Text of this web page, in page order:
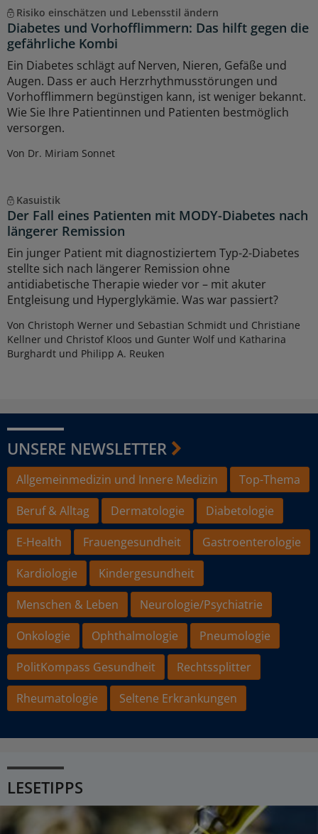
Risiko einschätzen und Lebensstil ändern
Diabetes und Vorhofflimmern: Das hilft gegen die
gefährliche Kombi
Ein Diabetes schlägt auf Nerven, Nieren, Gefäße und
Augen. Dass er auch Herzrhythmusstörungen und
Vorhofflimmern begünstigen kann, ist weniger bekannt.
Wie Sie Ihre Patientinnen und Patienten bestmöglich
versorgen.
Von Dr. Miriam Sonnet
Kasuistik
Der Fall eines Patienten mit MODY-Diabetes nach
längerer Remission
Ein junger Patient mit diagnostiziertem Typ-2-Diabetes
stellte sich nach längerer Remission ohne
antidiabetische Therapie wieder vor – mit akuter
Entgleisung und Hyperglykämie. Was war passiert?
Von Christoph Werner und Sebastian Schmidt und Christiane
Kellner und Christof Kloos und Gunter Wolf und Katharina
Burghardt und Philipp A. Reuken
UNSERE NEWSLETTER
Allgemeinmedizin und Innere Medizin
Top-Thema
Beruf & Alltag
Dermatologie
Diabetologie
E-Health
Frauengesundheit
Gastroenterologie
Kardiologie
Kindergesundheit
Menschen & Leben
Neurologie/Psychiatrie
Onkologie
Ophthalmologie
Pneumologie
PolitKompass Gesundheit
Rechtssplitter
Rheumatologie
Seltene Erkrankungen
LESETIPPS